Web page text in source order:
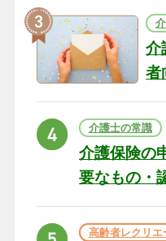
介
者
ト
介護士の常識
介護保険の
要なもの・
高齢者レクリエ